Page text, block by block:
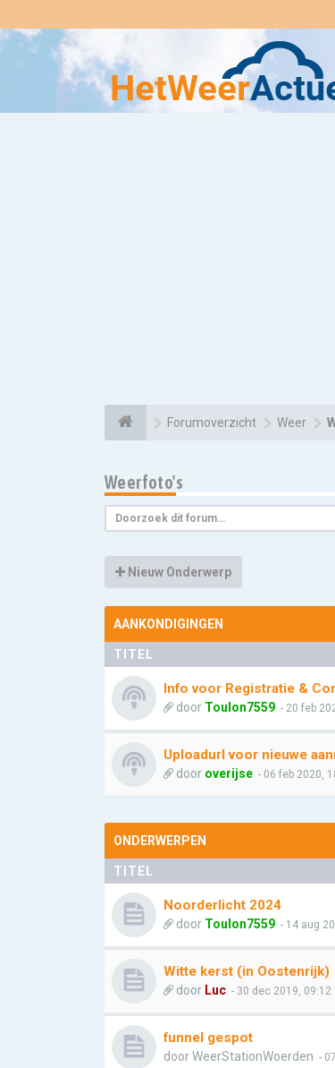
Forumoverzicht Weer
Weerfoto's
Nieuw Onderwerp
AANKONDIGINGEN
TITEL
Info voor Registratie &
door Toulon7559 - 20 feb
Uploadurl voor nieuwe
door overijse - 06 feb 2020,
ONDERWERPEN
TITEL
Noorderlicht 2024
door Toulon7559 - 14 aug
Witte kerst (in Oostenrijk)
door Luc - 30 dec 2019, 09:12
funnel gespot
doorWeerStationWoerden -